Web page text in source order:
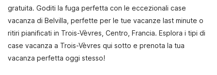
gratuita. Goditi la fuga perfetta con le eccezionali case
vacanza di Belvilla, perfette per le tue vacanze last minute o
ritiri pianificati in Trois-Vèvres, Centro, Francia. Esplora i tipi di
case vacanza a Trois-Vèvres qui sotto e prenota la tua
vacanza perfetta oggi stesso!